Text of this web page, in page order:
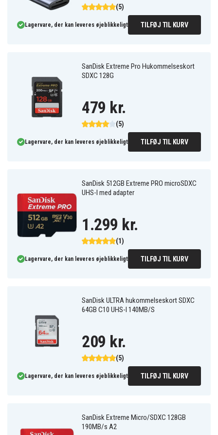
(5)
Lagervare, der kan leveres øjeblikkeligt TILFØJ TIL KURV
SanDisk Extreme Pro Hukommelseskort
SDXC 128G
(5)
479 kr.
Lagervare, der kan leveres øjeblikkeligt TILFØJ TIL KURV
SanDisk 512GB Extreme PRO microSDXC
UHS-I med adapter
(1)
1.299 kr.
Lagervare, der kan leveres øjeblikkeligt TILFØJ TIL KURV
SanDisk ULTRA hukommelseskort SDXC
64GB C10 UHS-I 140MB/S
(5)
209 kr.
Lagervare, der kan leveres øjeblikkeligt TILFØJ TIL KURV
SanDisk Extreme Micro/SDXC 128GB
190MB/s A2